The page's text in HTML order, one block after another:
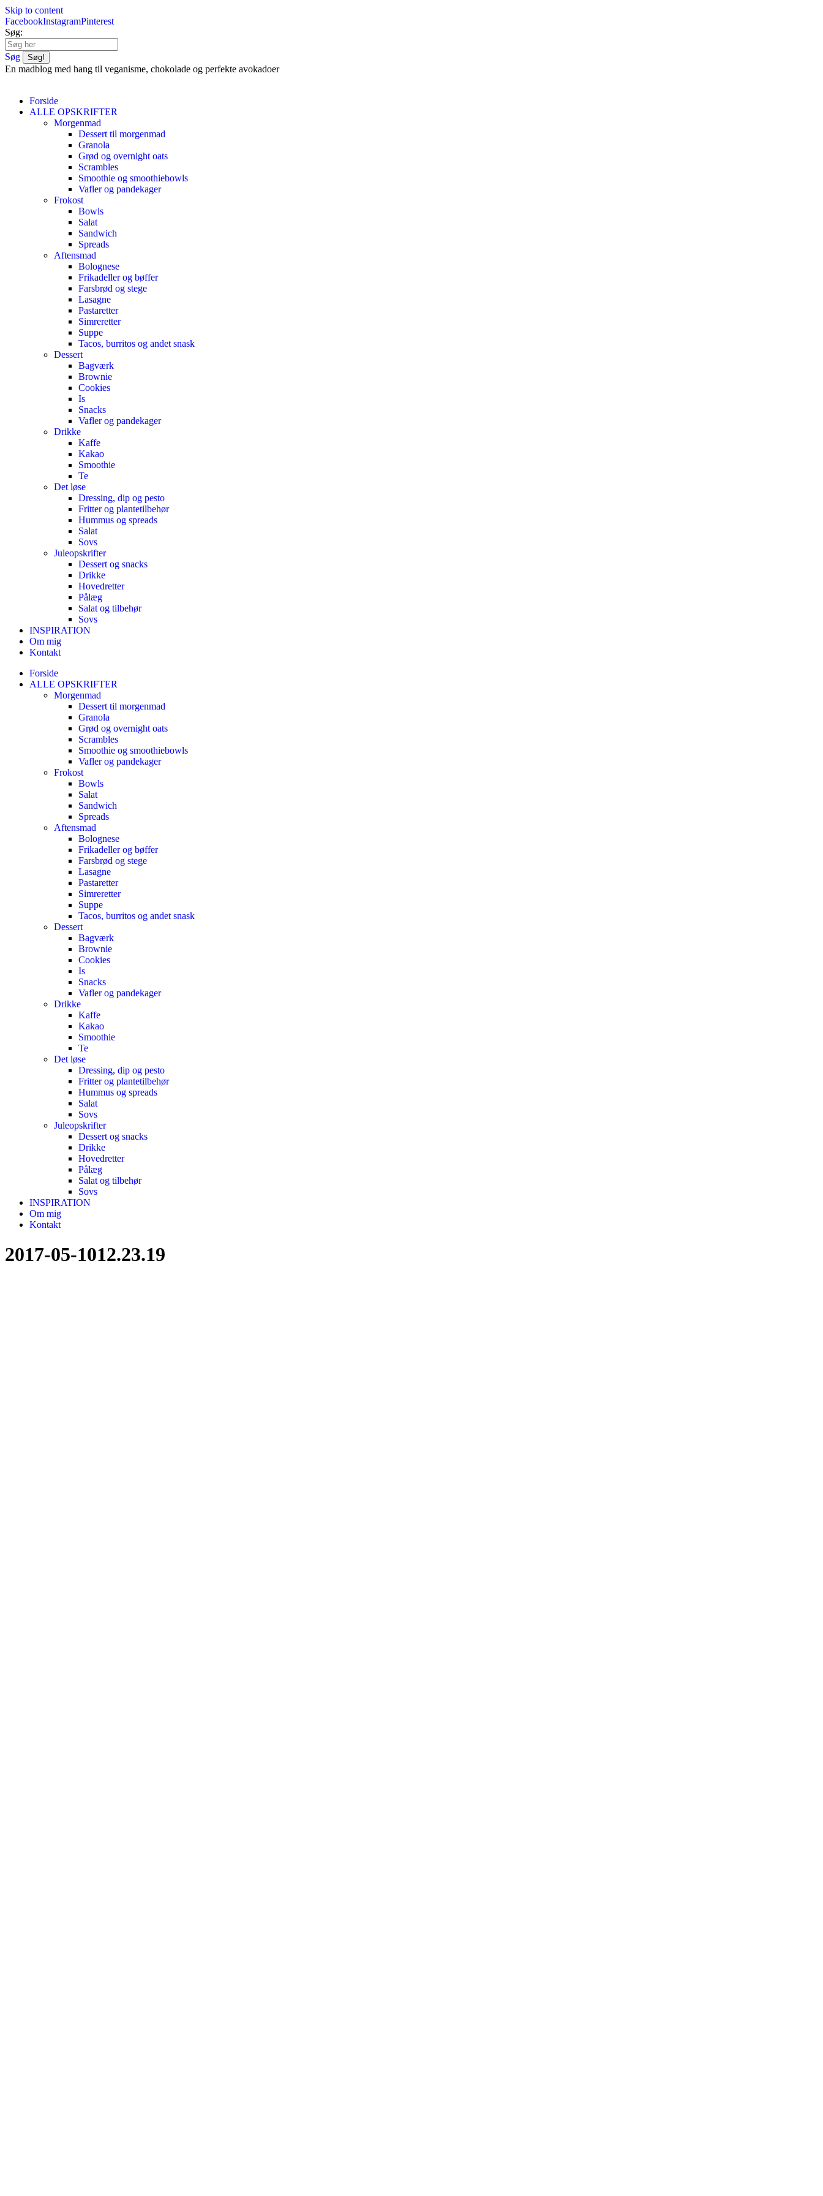
Skip to content
FacebookInstagramPinterest
Søg:
Søg
En madblog med hang til veganisme, chokolade og perfekte avokadoer
Forside
ALLE OPSKRIFTER
Morgenmad
Dessert til morgenmad
Granola
Grød og overnight oats
Scrambles
Smoothie og smoothiebowls
Vafler og pandekager
Frokost
Bowls
Salat
Sandwich
Spreads
Aftensmad
Bolognese
Frikadeller og bøffer
Farsbrød og stege
Lasagne
Pastaretter
Simreretter
Suppe
Tacos, burritos og andet snask
Dessert
Bagværk
Brownie
Cookies
Is
Snacks
Vafler og pandekager
Drikke
Kaffe
Kakao
Smoothie
Te
Det løse
Dressing, dip og pesto
Fritter og plantetilbehør
Hummus og spreads
Salat
Sovs
Juleopskrifter
Dessert og snacks
Drikke
Hovedretter
Pålæg
Salat og tilbehør
Sovs
INSPIRATION
Om mig
Kontakt
Forside
ALLE OPSKRIFTER
Morgenmad
Dessert til morgenmad
Granola
Grød og overnight oats
Scrambles
Smoothie og smoothiebowls
Vafler og pandekager
Frokost
Bowls
Salat
Sandwich
Spreads
Aftensmad
Bolognese
Frikadeller og bøffer
Farsbrød og stege
Lasagne
Pastaretter
Simreretter
Suppe
Tacos, burritos og andet snask
Dessert
Bagværk
Brownie
Cookies
Is
Snacks
Vafler og pandekager
Drikke
Kaffe
Kakao
Smoothie
Te
Det løse
Dressing, dip og pesto
Fritter og plantetilbehør
Hummus og spreads
Salat
Sovs
Juleopskrifter
Dessert og snacks
Drikke
Hovedretter
Pålæg
Salat og tilbehør
Sovs
INSPIRATION
Om mig
Kontakt
2017-05-1012.23.19